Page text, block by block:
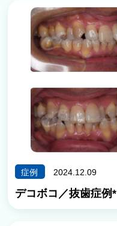
症例 2024.12.09
デコボコ／抜歯症例*